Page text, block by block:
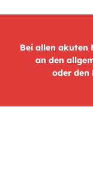
Bei allen akuten
an den
oder den